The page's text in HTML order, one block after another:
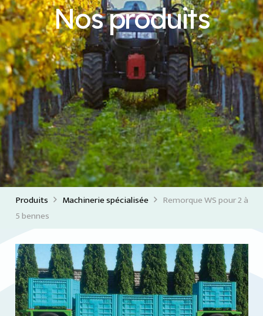
Nos produits
Produits Machinerie spécialisée
Remorque WS pour 2 à
5 bennes